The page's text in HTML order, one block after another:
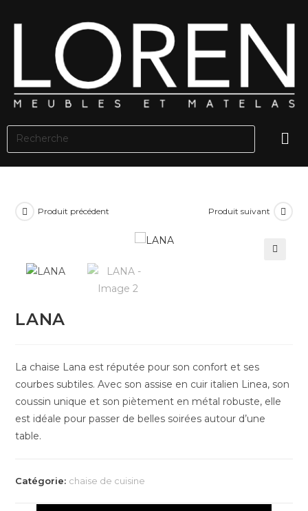
Produit précédent Produit suivant
LANA
La chaise Lana est réputée pour son confort et ses
courbes subtiles. Avec son assise en cuir italien Linea, son
coussin unique et son piètement en métal robuste, elle
est idéale pour passer de belles soirées autour d’une
table.
Catégorie: chaise de cuisine